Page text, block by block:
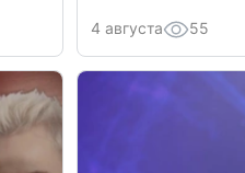
4 августа 55